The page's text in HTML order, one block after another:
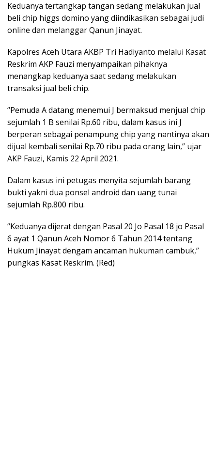
Keduanya tertangkap tangan sedang melakukan jual
beli chip higgs domino yang diindikasikan sebagai judi
online dan melanggar Qanun Jinayat.
Kapolres Aceh Utara AKBP Tri Hadiyanto melalui Kasat
Reskrim AKP Fauzi menyampaikan pihaknya
menangkap keduanya saat sedang melakukan
transaksi jual beli chip.
“Pemuda A datang menemui J bermaksud menjual chip
sejumlah 1 B senilai Rp.60 ribu, dalam kasus ini J
berperan sebagai penampung chip yang nantinya akan
dijual kembali senilai Rp.70 ribu pada orang lain,” ujar
AKP Fauzi, Kamis 22 April 2021.
Dalam kasus ini petugas menyita sejumlah barang
bukti yakni dua ponsel android dan uang tunai
sejumlah Rp.800 ribu.
“Keduanya dijerat dengan Pasal 20 Jo Pasal 18 jo Pasal
6 ayat 1 Qanun Aceh Nomor 6 Tahun 2014 tentang
Hukum Jinayat dengam ancaman hukuman cambuk,”
pungkas Kasat Reskrim. (Red)